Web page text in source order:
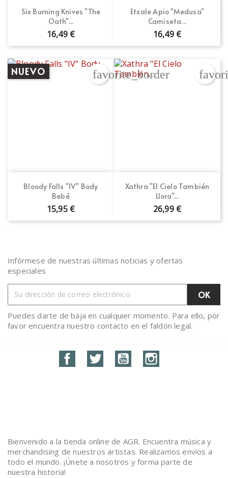
Six Burning Knives "The
Oath"...
16,49 €
Etxale Apio "Medusa"
Camiseta...
16,49 €
Bloody Falls "IV" Body
Bebé
15,95 €
NUEVO favorite_border
Xathra "El Cielo También
Llora"...
26,99 €
Infórmese de nuestras últimas noticias y ofertas
especiales
Puedes darte de baja en cualquier momento. Para ello, por
favor encuentra nuestro contacto en el faldón legal.
FacebookTwitter YouTube
Bienvenido a la tienda online de AGR. Encuentra música y
merchandising de nuestros artistas. Realizamos envíos a
todo el mundo. ¡Únete a nosotros y forma parte de
nuestra historia!